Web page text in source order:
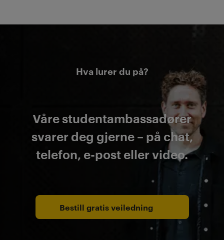
Hva lurer du på?
Våre studentambassadører
svarer deg gjerne – på chat,
telefon, e-post eller video.
Bestill gratis veiledning